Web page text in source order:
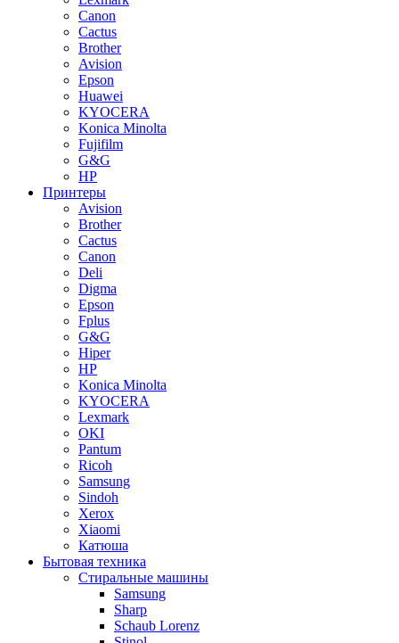
Canon
Cactus
Brother
Avision
Epson
Huawei
KYOCERA
Konica Minolta
Fujifilm
G&G
HP
Принтеры
Avision
Brother
Cactus
Canon
Deli
Digma
Epson
Fplus
G&G
Hiper
HP
Konica Minolta
KYOCERA
Lexmark
OKI
Pantum
Ricoh
Samsung
Sindoh
Xerox
Xiaomi
Катюша
Бытовая техника
Стиральные машины
Samsung
Sharp
Schaub Lorenz